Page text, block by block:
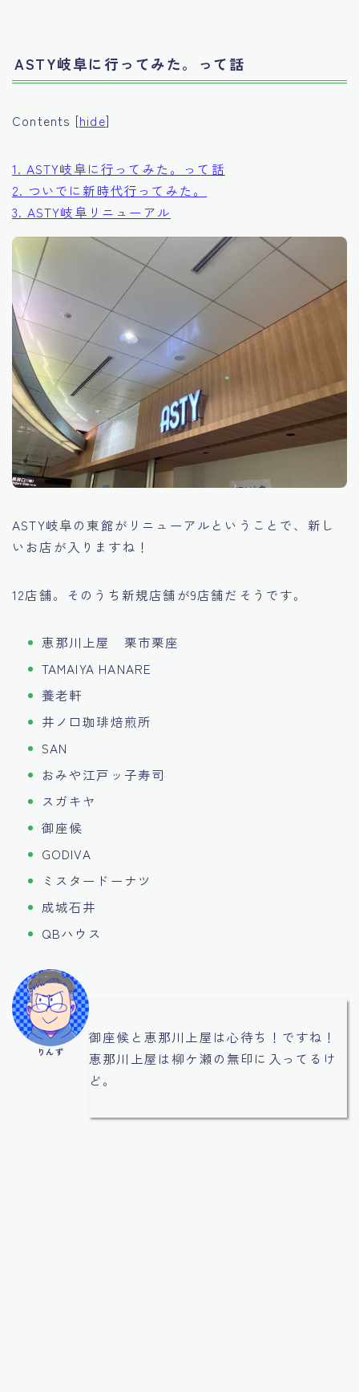
ASTY岐阜に行ってみた。って話
Contents [hide]
1. ASTY岐阜に行ってみた。って話
2. ついでに新時代行ってみた。
3. ASTY岐阜リニューアル
ASTY岐阜の東館がリニューアルということで、新し
いお店が入りますね！
12店舗。そのうち新規店舗が9店舗だそうです。
恵那川上屋 栗市栗座
TAMAIYA HANARE
養老軒
井ノ口珈琲焙煎所
SAN
おみや江戸ッ子寿司
スガキヤ
御座候
GODIVA
ミスタードーナツ
成城石井
QBハウス
りんず
御座候と恵那川上屋は心待ち！ですね！
恵那川上屋は柳ケ瀬の無印に入ってるけ
ど。